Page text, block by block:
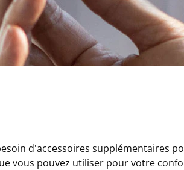
d'accessoires supplémentaires
vous pouvez utiliser pour votre